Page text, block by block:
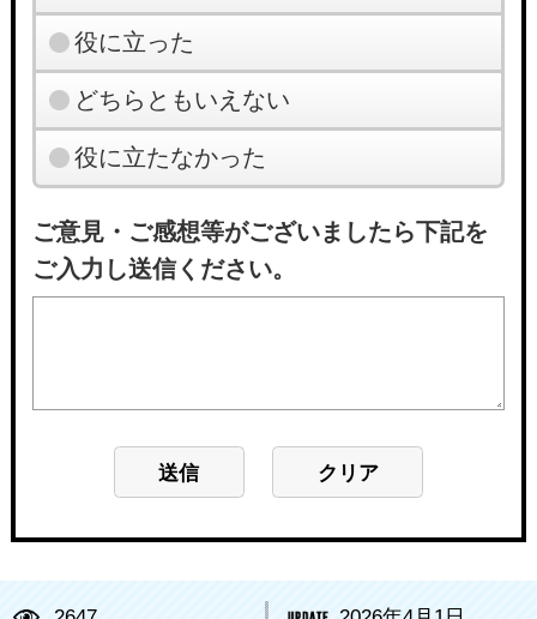
役に立った
どちらともいえない
役に立たなかった
ご意見・ご感想等がございましたら下記を
ご入力し送信ください。